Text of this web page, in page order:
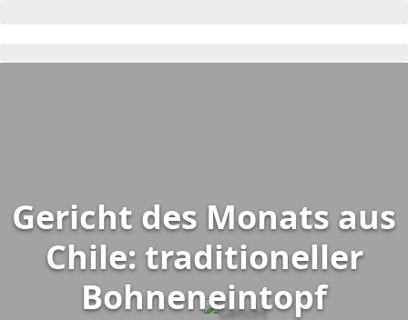
Gericht des Monats aus
Chile: traditioneller
Bohneneintopf